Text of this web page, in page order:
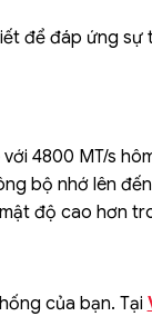
để đáp ứng
4800 MT/s
bộ nhớ lên
độ cao hơn
của bạn. Tại